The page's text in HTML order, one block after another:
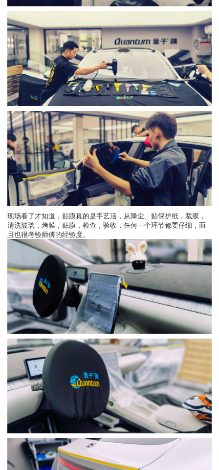
现场看了才知道，贴膜真的是手艺活，从降尘、贴保护纸，裁膜，
清洗玻璃，烤膜，贴膜，检查，验收，任何一个环节都要仔细，而
且也很考验师傅的经验度。